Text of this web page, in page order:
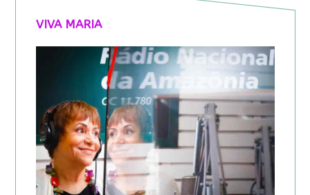
VIVA MARIA